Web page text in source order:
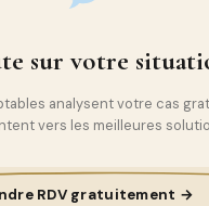
sur votre
analysent votre cas
vers les meilleures
RDV gratuitement →